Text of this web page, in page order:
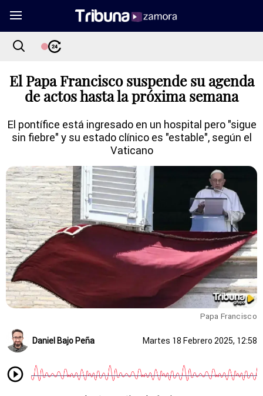
El Papa Francisco suspende su agenda
de actos hasta la próxima semana
El pontífice está ingresado en un hospital pero "sigue
sin fiebre" y su estado clínico es "estable", según el
Vaticano
Papa Francisco
Daniel Bajo Peña Martes 18 Febrero 2025, 12:58